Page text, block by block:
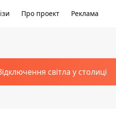
Про проект Реклама
світла у столиці